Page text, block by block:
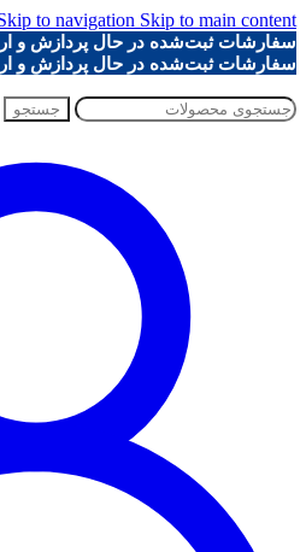
to navigation Skip to main content
سفارشات ثبت‌شده در حال پردازش و
سفارشات ثبت‌شده در حال پردازش و
جستجو